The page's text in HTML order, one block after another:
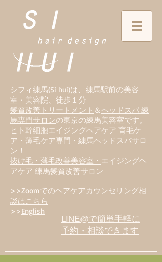
シフィ練馬(Si hui)は、 練馬駅前の美容
室・美容院、徒歩１分
髪質改善トリートメント ＆ヘッドスパ 練
馬専門サロンの東京の練馬美容室です。
ヒト幹細胞エイジングヘアケア 育毛ケ
ア・薄毛ケア専門・練馬ヘッドスパサロ
ン ！
抜け毛・薄毛改善美容室・ エイジングヘ
アケア 練馬髪質改善サロン
>>Zoomでのヘアケアカウンセリング相
談はこちら
>>English
LINE@で簡単手軽に
予約・相談できます